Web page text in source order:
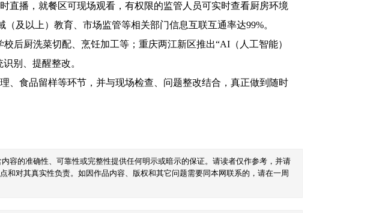
播，就餐区可现场观看，有权限的监管人员可实时查看厨房环境
及以上）教育、市场监管等相关部门信息互联互通率达99%。
厨洗菜切配、烹饪加工等；重庆两江新区推出“AI（人工智能）
别、提醒整改。
食品留样等环节，并与现场检查、问题整改结合，真正做到随时
容的准确性、可靠性或完整性提供任何明示或暗示的保证。请读者仅作参考，并请
对其真实性负责。如因作品内容、版权和其它问题需要同本网联系的，请在一周